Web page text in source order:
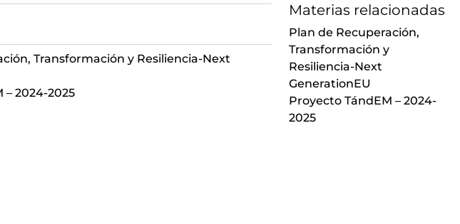
Transformación y Resiliencia-Next
– 2024-2025
Materias relacionadas
Plan de Recuperación,
Transformación y
Resiliencia-Next
GenerationEU
Proyecto TándEM – 2024-
2025